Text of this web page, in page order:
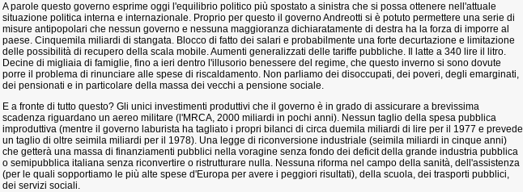
A parole questo governo esprime oggi l'equilibrio politico più spostato a sinistra che si possa ottenere nell'attuale
situazione politica interna e internazionale. Proprio per questo il governo Andreotti si è potuto permettere una serie di
misure antipopolari che nessun governo e nessuna maggioranza dichiaratamente di destra ha la forza di imporre al
paese. Cinquemila miliardi di stangata. Blocco di fatto dei salari e probabilmente una forte decurtazione e limitazione
delle possibilità di recupero della scala mobile. Aumenti generalizzati delle tariffe pubbliche. Il latte a 340 lire il litro.
Decine di migliaia di famiglie, fino a ieri dentro l'illusorio benessere del regime, che questo inverno si sono dovute
porre il problema di rinunciare alle spese di riscaldamento. Non parliamo dei disoccupati, dei poveri, degli emarginati,
dei pensionati e in particolare della massa dei vecchi a pensione sociale.
E a fronte di tutto questo? Gli unici investimenti produttivi che il governo è in grado di assicurare a brevissima
scadenza riguardano un aereo militare (l'MRCA, 2000 miliardi in pochi anni). Nessun taglio della spesa pubblica
improduttiva (mentre il governo laburista ha tagliato i propri bilanci di circa duemila miliardi di lire per il 1977 e prevede
un taglio di oltre seimila miliardi per il 1978). Una legge di riconversione industriale (seimila miliardi in cinque anni)
che getterà una massa di finanziamenti pubblici nella voragine senza fondo dei deficit della grande industria pubblica
o semipubblica italiana senza riconvertire o ristrutturare nulla. Nessuna riforma nel campo della sanità, dell'assistenza
(per le quali sopportiamo le più alte spese d'Europa per avere i peggiori risultati), della scuola, dei trasporti pubblici,
dei servizi sociali.